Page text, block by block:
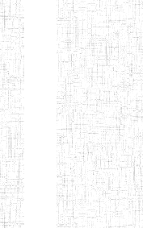
Type
Nature